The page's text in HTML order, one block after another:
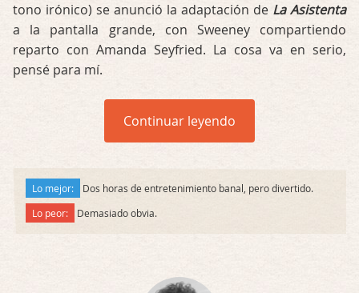
tono irónico) se anunció la adaptación de La Asistenta
a la pantalla grande, con Sweeney compartiendo
reparto con Amanda Seyfried. La cosa va en serio,
pensé para mí.
Continuar leyendo
Lo mejor:
Dos horas de entretenimiento banal, pero divertido.
Lo peor:
Demasiado obvia.